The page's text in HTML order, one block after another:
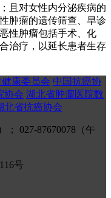
且对女性内分泌疾病的
肿瘤的遗传筛查、早诊
性肿瘤包括手术、化
治疗，以延长患者生存
康委员会 中国抗癌协
协会 湖北省肿瘤医院数
北省抗癌协会
； 027-87670078（午
号